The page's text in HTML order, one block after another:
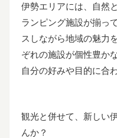
伊勢エリアには、自然
ランピング施設が揃っ
スしながら地域の魅力
ぞれの施設が個性豊か
自分の好みや目的に合
観光と併せて、新しい
んか？